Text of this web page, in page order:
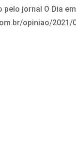
pelo jornal O Dia
opiniao/